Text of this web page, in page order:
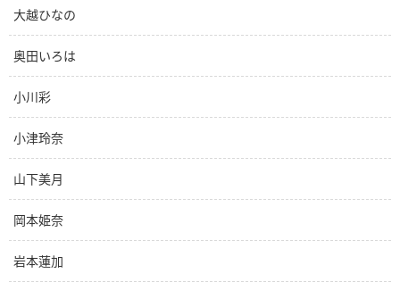
大越ひなの
奥田いろは
小川彩
小津玲奈
山下美月
岡本姫奈
岩本蓮加